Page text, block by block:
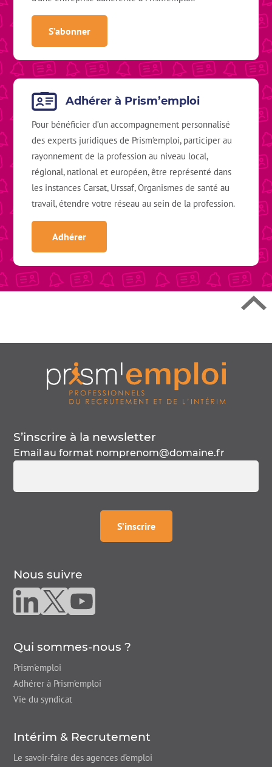
S’abonner
Adhérer à Prism’emploi
Pour bénéficier d’un accompagnement personnalisé
des experts juridiques de Prism’emploi, participer au
rayonnement de la profession au niveau local,
régional, national et européen, être représenté dans
les instances Carsat, Urssaf, Organismes de santé au
travail, étendre votre réseau au sein de la profession.
Adhérer
S’inscrire à la newsletter
Email au format nomprenom@domaine.fr
S’inscrire
à lanewsletter
Nous suivre
Nous suivre sur linkedin
Nous suivre sur twitter
Nous suivre sur youtube
Qui sommes-nous ?
Prism'emploi
Adhérer à Prism’emploi
Vie du syndicat
Intérim & Recrutement
Le savoir-faire des agences d’emploi